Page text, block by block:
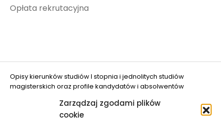
Zarządzaj zgodami plików
cookie
Opłata rekrutacyjna
Opisy kierunków studiów I stopnia i jednolitych studiów
magisterskich oraz profile kandydatów i absolwentów
UWM w Olsztynie" (nr FERS.01.05-IP.08-0048/25
dofinansowanym przez Unię Europejską.